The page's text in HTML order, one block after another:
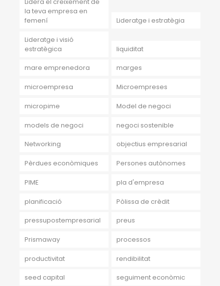
la teva empresa en
femení
Lideratge i estratègia
Lideratge i visió
estratègica
liquiditat
mare emprenedora marges
microempresa Microempreses
micropime Model de negoci
models de negoci negoci sostenible
Networking objectius empresarial
Pèrdues econòmiques Persones autònomes
PIME pla d'empresa
planificació Pòlissa de crèdit
pressupostempresarial preus
Prismaway processos
productivitat rendibilitat
seed capital seguiment econòmic